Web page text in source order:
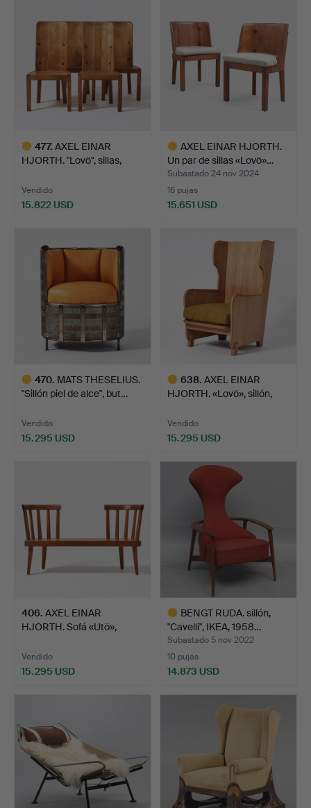
477. AXEL EINAR
HJORTH. "Lovö", sillas,
Vendido
15.822 USD
AXEL EINAR HJORTH.
Un par de sillas «Lovö»…
Subastado 24 nov 2024
16 pujas
15.651 USD
seleccionado
470. MATS THESELIUS.
"Sillón piel de alce", but…
Vendido
15.295 USD
638. AXEL EINAR
HJORTH. «Lovö», sillón,
Vendido
15.295 USD
seleccionado
406. AXEL EINAR
HJORTH. Sofá «Utö»,
Vendido
15.295 USD
BENGT RUDA. sillón,
"Cavelli", IKEA, 1958…
Subastado 5 nov 2022
10 pujas
14.873 USD